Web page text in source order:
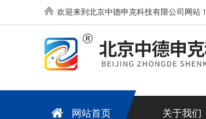
欢迎来到北京中德申克科技有限公司网站！
网站首页 关于我们